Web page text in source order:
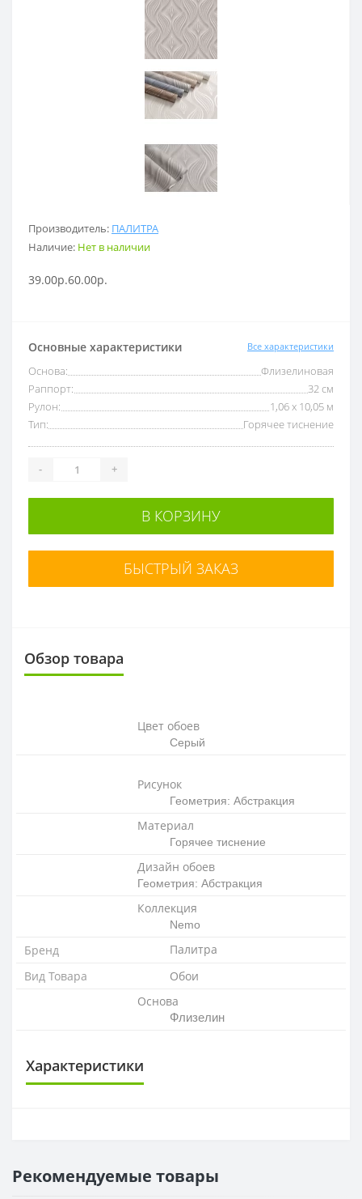
Производитель: ПАЛИТРА
Наличие: Нет в наличии
39.00р.60.00р.
Основные характеристики Все характеристики
Основа:
Флизелиновая
Раппорт:
32 см
Рулон:
1,06 x 10,05 м
Тип:
Горячее тиснение
- +
В КОРЗИНУ
БЫСТРЫЙ ЗАКАЗ
Обзор товара
Цвет обоев
Серый
Рисунок
Геометрия: Абстракция
Материал
Горячее тиснение
Дизайн обоев
Геометрия: Абстракция
Коллекция
Nemo
Бренд
Палитра
Вид Товара
Обои
Основа
Флизелин
Характеристики
РАППОРТ
Рекомендуемые товары